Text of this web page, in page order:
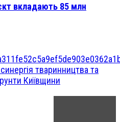
вкладають 85 млн
тваринництва та
Київщини